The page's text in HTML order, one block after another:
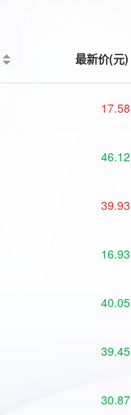
最新价(元)
17.58
46.12
39.93
16.93
40.05
39.45
30.87